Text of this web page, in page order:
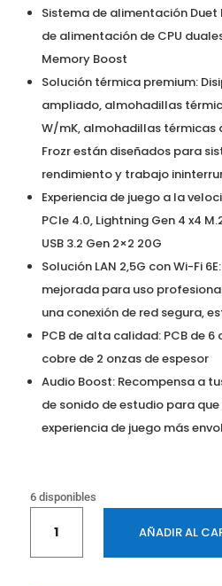
Sistema de alimentación Duet
de alimentación de CPU
Memory Boost
Solución térmica premium:
ampliado, almohadillas
W/mK, almohadillas térmicas
Frozr están diseñados para
rendimiento y trabajo
Experiencia de juego a la
PCIe 4.0, Lightning Gen 4 x4
USB 3.2 Gen 2×2 20G
Solución LAN 2,5G con Wi-Fi
mejorada para uso
una conexión de red segura,
PCB de alta calidad: PCB de
cobre de 2 onzas de espesor
Audio Boost: Recompensa a
de sonido de estudio para
experiencia de juego más
6 disponibles
B650
AÑADIR AL